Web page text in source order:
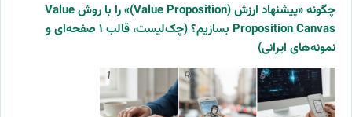
چگونه «پیشنهاد ارزش (Value Proposition)» را با روش Value
Proposition Canvas بسازیم؟ (چک‌لیست، قالب ۱ صفحه‌ای و
نمونه‌های ایرانی)